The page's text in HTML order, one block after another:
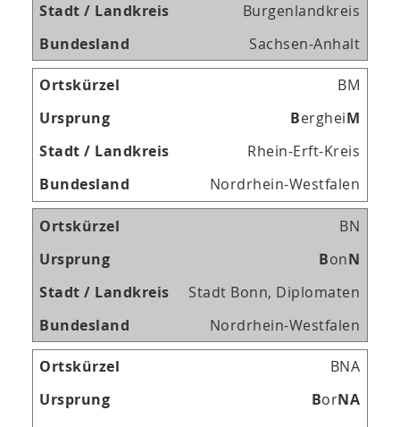
Burgenlandkreis
Sachsen-Anhalt
BM
BergheiM
Rhein-Erft-Kreis
Nordrhein-Westfalen
BN
BonN
Stadt Bonn, Diplomaten
Nordrhein-Westfalen
BNA
BorNA